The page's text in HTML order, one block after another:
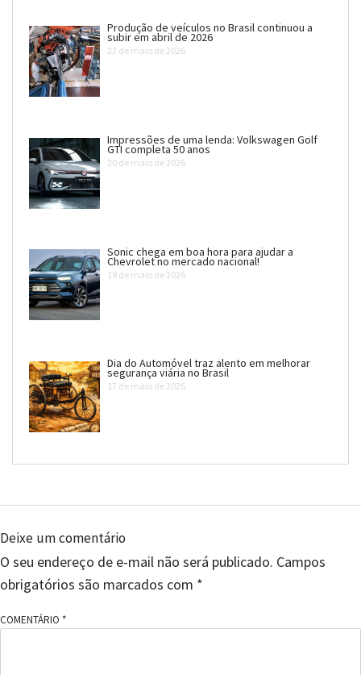
Produção de veículos no Brasil continuou a
subir em abril de 2026
22 de maio de 2026
Impressões de uma lenda: Volkswagen Golf
GTI completa 50 anos
20 de maio de 2026
Sonic chega em boa hora para ajudar a
Chevrolet no mercado nacional!
19 de maio de 2026
Dia do Automóvel traz alento em melhorar
segurança viária no Brasil
17 de maio de 2026
Deixe um comentário
O seu endereço de e-mail não será publicado. Campos
obrigatórios são marcados com *
COMENTÁRIO *